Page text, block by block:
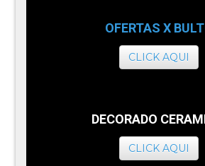
OFERTAS X
CLICK AQUI
DECORADO
CLICK AQUI